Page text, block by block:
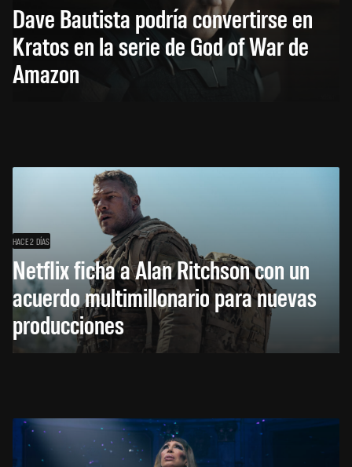
Dave Bautista podría convertirse en
Kratos en la serie de God of War de
Amazon
HACE 2 DÍAS
Netflix ficha a Alan Ritchson con un
acuerdo multimillonario para nuevas
producciones